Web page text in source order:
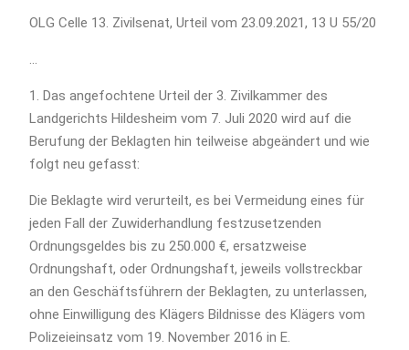
OLG Celle 13. Zivilsenat, Urteil vom 23.09.2021, 13 U 55/20
…
1. Das angefochtene Urteil der 3. Zivilkammer des
Landgerichts Hildesheim vom 7. Juli 2020 wird auf die
Berufung der Beklagten hin teilweise abgeändert und wie
folgt neu gefasst:
Die Beklagte wird verurteilt, es bei Vermeidung eines für
jeden Fall der Zuwiderhandlung festzusetzenden
Ordnungsgeldes bis zu 250.000 €, ersatzweise
Ordnungshaft, oder Ordnungshaft, jeweils vollstreckbar
an den Geschäftsführern der Beklagten, zu unterlassen,
ohne Einwilligung des Klägers Bildnisse des Klägers vom
Polizeieinsatz vom 19. November 2016 in E.